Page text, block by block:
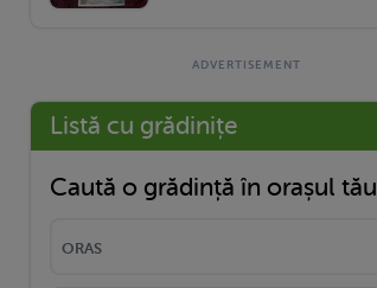
Listă cu grădinițe
Caută o grădință în orașul tău